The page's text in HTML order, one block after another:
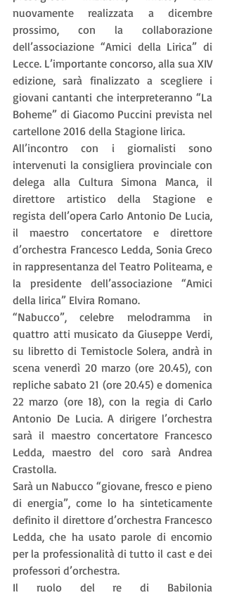
nuovamente realizzata a dicembre
prossimo, con la collaborazione
dell’associazione “Amici della Lirica” di
Lecce. L’importante concorso, alla sua XIV
edizione, sarà finalizzato a scegliere i
giovani cantanti che interpreteranno “La
Boheme” di Giacomo Puccini prevista nel
cartellone 2016 della Stagione lirica.
All’incontro con i giornalisti sono
intervenuti la consigliera provinciale con
delega alla Cultura Simona Manca, il
direttore artistico della Stagione e
regista dell’opera Carlo Antonio De Lucia,
il maestro concertatore e direttore
d’orchestra Francesco Ledda, Sonia Greco
in rappresentanza del Teatro Politeama, e
la presidente dell’associazione “Amici
della lirica” Elvira Romano.
“Nabucco”, celebre melodramma in
quattro atti musicato da Giuseppe Verdi,
su libretto di Temistocle Solera, andrà in
scena venerdì 20 marzo (ore 20.45), con
repliche sabato 21 (ore 20.45) e domenica
22 marzo (ore 18), con la regia di Carlo
Antonio De Lucia. A dirigere l’orchestra
sarà il maestro concertatore Francesco
Ledda, maestro del coro sarà Andrea
Crastolla.
Sarà un Nabucco “giovane, fresco e pieno
di energia”, come lo ha sinteticamente
definito il direttore d’orchestra Francesco
Ledda, che ha usato parole di encomio
per la professionalità di tutto il cast e dei
professori d’orchestra.
Il ruolo del re di Babilonia